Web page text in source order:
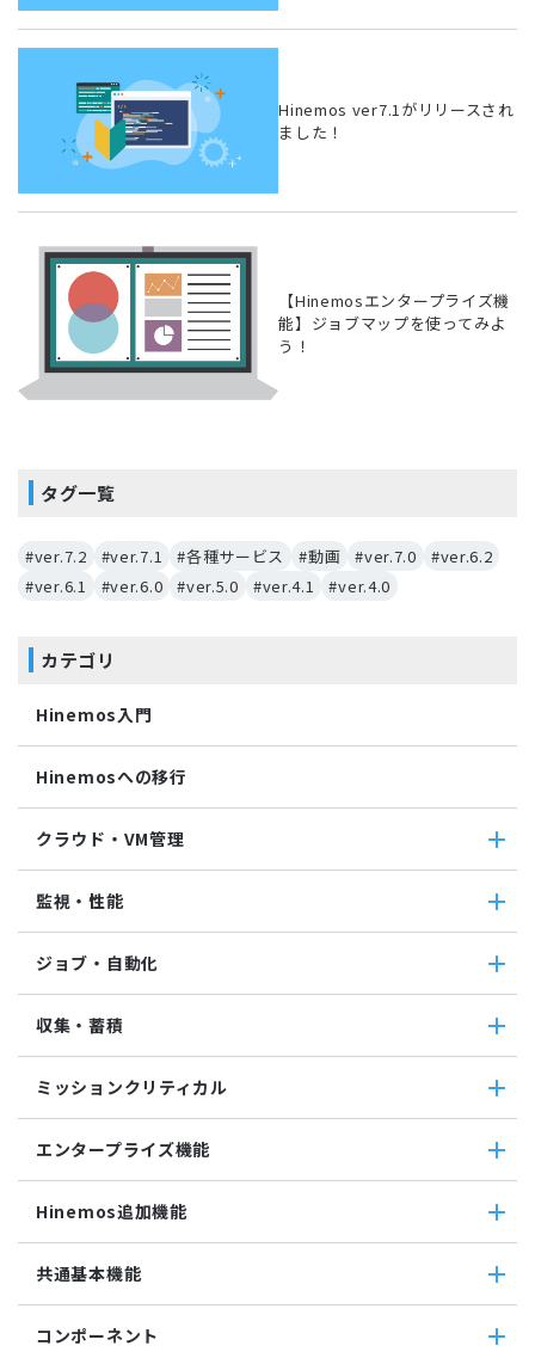
Hinemos ver7.1がリリースされ
ました！
【Hinemosエンタープライズ機
能】ジョブマップを使ってみよ
う！
タグ一覧
#ver.7.2 #ver.7.1 #各種サービス #動画 #ver.7.0
#ver.6.2
#ver.6.1
#ver.6.0 #ver.5.0 #ver.4.1 #ver.4.0
カテゴリ
Hinemos入門
Hinemosへの移行
クラウド・VM管理
クラウド・VM共通
クラウド管理機能(AWS)
VM管理機能
監視・性能
パケットキャプチャ監視
カスタムトラップ監視
カスタム監視
バイナリファイル監視
収集値統合監視
ログ件数監視
システムログ監視
JMX監視
SQL監視
SNMPTRAP監視
SNMP監視
HTTPシナリオ監視
ジョブ・自動化
ジョブ機能全般について
コマンドジョブ
ファイル転送ジョブ
参照ジョブ
環境構築機能
実行契機
ジョブ連携送信ジョブ
ファイルチェックジョブ
監視ジョブ
承認ジョブ
収集・蓄積
転送
ダウンロード
検索
蓄積
収集
ミッションクリティカル
ミッションクリティカル（Linux）
ミッションクリティカル（Windows）
エンタープライズ機能
インシデント管理連携ツール
Grafana
ユーティリティ機能
レポーティング
ノードマップ
Hinemos追加機能
Hinemosインシデントダッシュボード
メッセージフィルタ
Hinemosセキュリティオプション
共通基本機能
セルフチェック
コンポーネント